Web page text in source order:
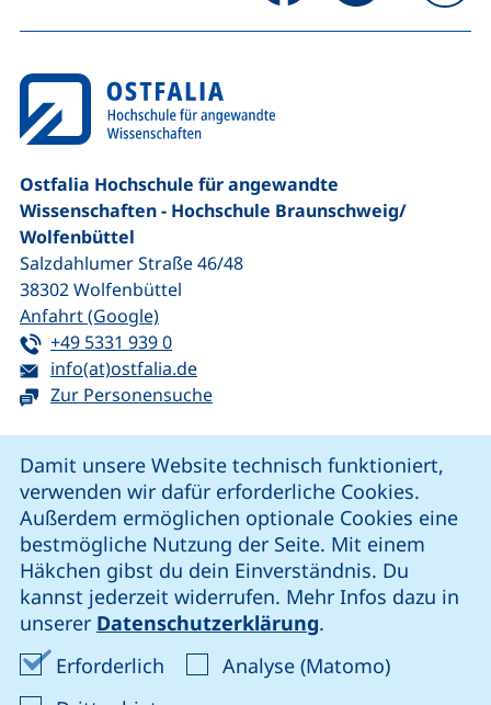
Damit unsere Website technisch funktioniert,
verwenden wir dafür erforderliche Cookies.
Außerdem ermöglichen optionale Cookies eine
bestmögliche Nutzung der Seite. Mit einem
Häkchen gibst du dein Einverständnis. Du
kannst jederzeit widerrufen. Mehr Infos dazu in
unserer Datenschutzerklärung.
Erforderlich Erforderliche Cookies akzeptieren
Analyse (Matomo)Analyse-
Ostfalia Hochschule für angewandte
Wissenschaften - Hochschule Braunschweig/​
Wolfenbüttel
Salzdahlumer Straße 46/48
38302Wolfenbüttel
Anfahrt (Google)(externer Link, öffnet neues Fenster)
Tel:
+49 5331 939 0(startet einen Telefonanruf, wenn Ihr
E-Mail:
info(at)ostfalia.de(öffnet Ihr E-Mail-Programm)
Zur Personensuche
unsere Facebook-Seite (externer Link, öffnet neues
unsere LinkedIn-Seite (externer Link, öffnet
unsere Instagram-Seite (externer Link,
unsere YouTube-Seite (externer
Cookie-Einstellungen
Impressum
Datenschutz